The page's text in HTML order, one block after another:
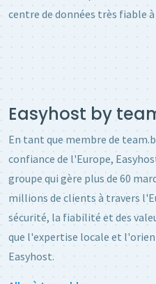
centre de données très fiable
Easyhost by
En tant que membre de
confiance de l'Europe,
groupe qui gère plus de 60
millions de clients à travers
sécurité, la fiabilité et des
que l'expertise locale et
Easyhost.